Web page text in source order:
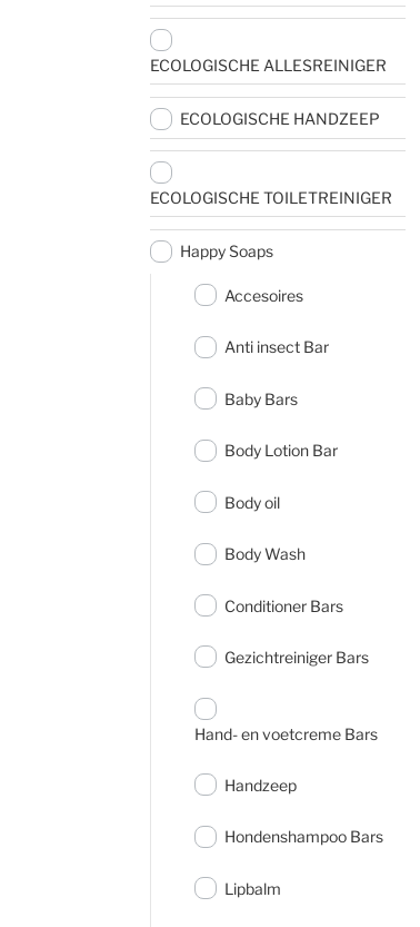
ECOLOGISCHE ALLESREINIGER
ECOLOGISCHE HANDZEEP
ECOLOGISCHE TOILETREINIGER
Happy Soaps
Accesoires
Anti insect Bar
Baby Bars
Body Lotion Bar
Body oil
Body Wash
Conditioner Bars
Gezichtreiniger Bars
Hand- en voetcreme Bars
Handzeep
Hondenshampoo Bars
Lipbalm